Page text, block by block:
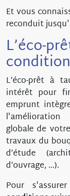
Et vous
reconduit
L’éco-
L’éco-prêt à
intérêt pour
emprunt
globale de
travaux du
d’étude
d’ouvrage, …).
Pour